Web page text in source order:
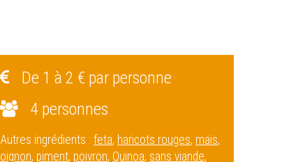
De 1 à 2 € par personne
4 personnes
Autres ingrédients : feta, haricots rouges, maïs,
oignon, piment, poivron, Quinoa, sans viande,